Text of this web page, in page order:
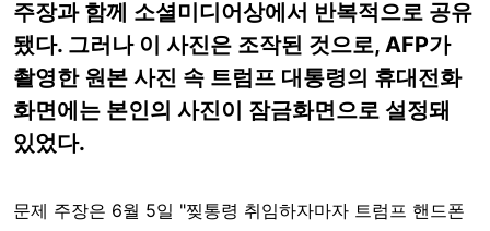
주장과 함께 소셜미디어상에서 반복적으로 공유
됐다. 그러나 이 사진은 조작된 것으로, AFP가
촬영한 원본 사진 속 트럼프 대통령의 휴대전화
화면에는 본인의 사진이 잠금화면으로 설정돼
있었다.
문제 주장은 6월 5일 "찢통령 취임하자마자 트럼프 핸드폰